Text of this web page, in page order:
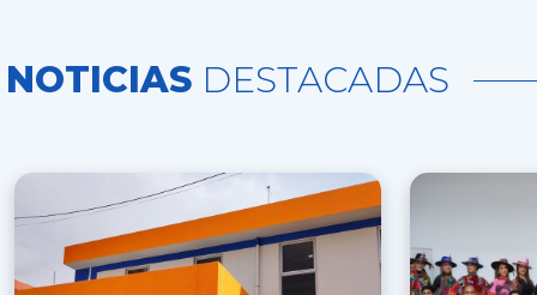
NOTICIAS DESTACADAS